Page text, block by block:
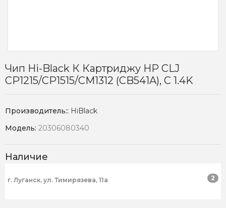
Чип Hi-Black К Картриджу HP CLJ
CP1215/CP1515/CM1312 (CB541A), C 1.4K
Производитель:: HiBlack
Модель: 20306080340
Наличие
г. Луганск, ул. Тимирязева, 11а 2